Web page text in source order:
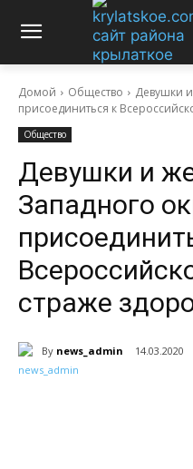
Домой Общество
Девушки
присоединиться к
Общество
Девушки и
Западного
страже
By news_admin 14.03.2020